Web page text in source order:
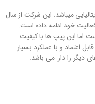
میباشد. این شرکت از سال
فعالیت خود ادامه داده است.
اما این پیپ ها با کیفیت
اعتماد و با عملکرد بسیار
دیگر را دارا می باشد.